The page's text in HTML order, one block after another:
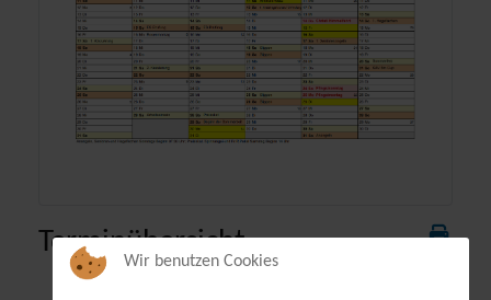
Terminübersicht
Wir benutzen Cookies